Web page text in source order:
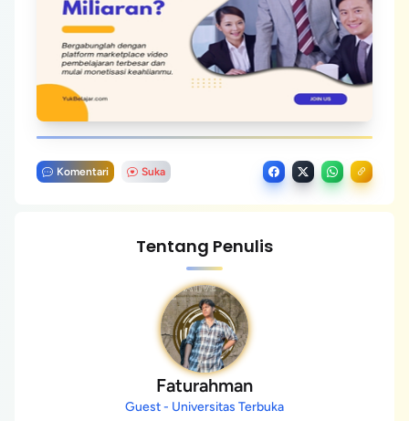
Komentari Suka
Tentang Penulis
Faturahman
Guest - Universitas Terbuka